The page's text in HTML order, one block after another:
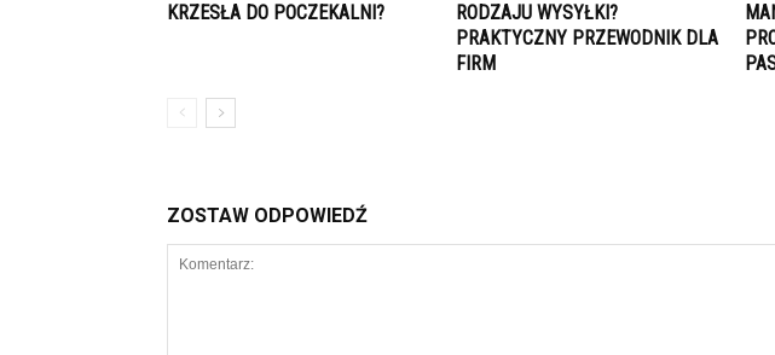
KRZESŁA DO POCZEKALNI?
RODZAJU WYSYŁKI?
PRAKTYCZNY PRZEWODNIK DLA
FIRM
ZOSTAW ODPOWIEDŹ